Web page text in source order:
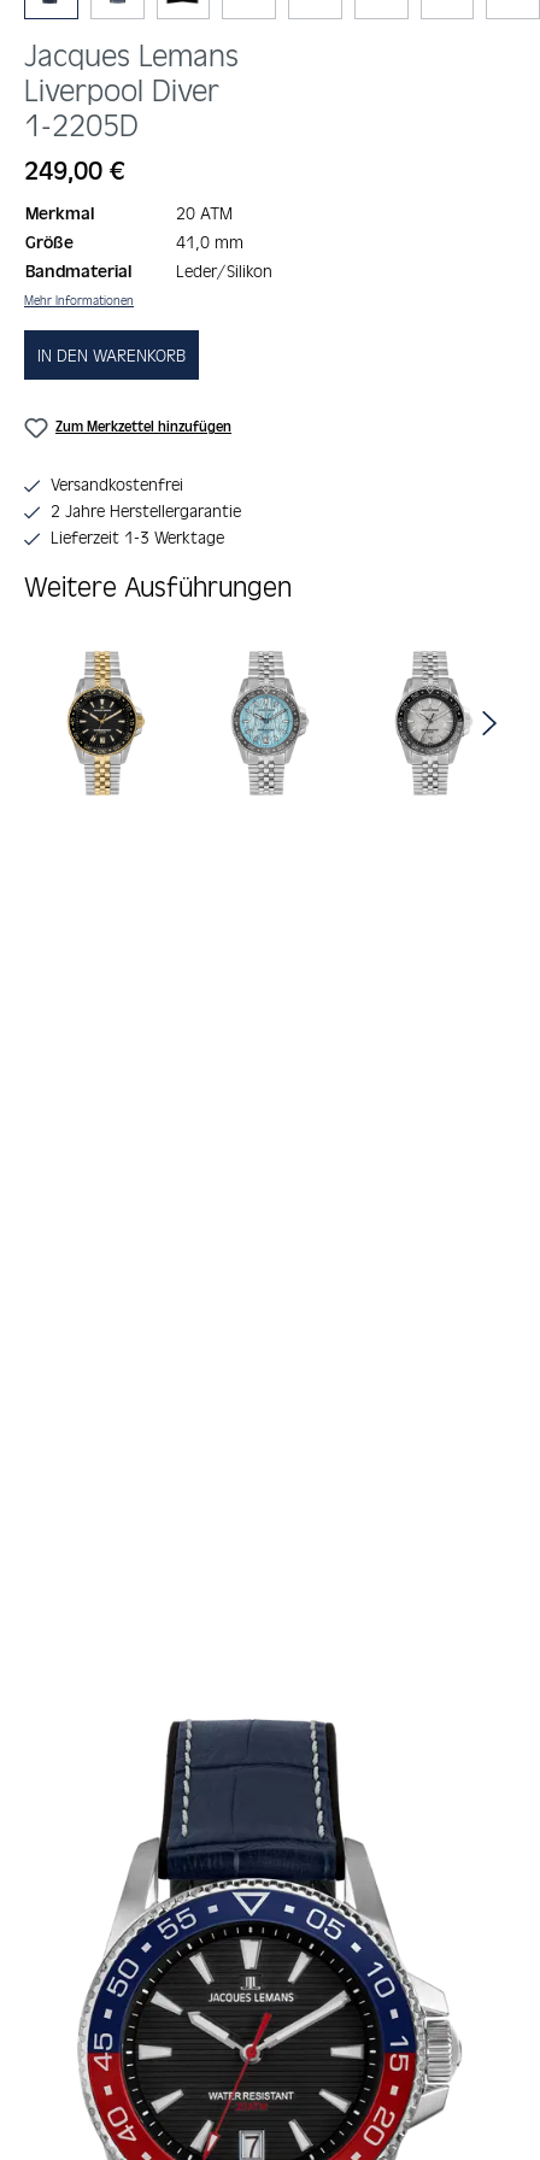
Jacques Lemans
Liverpool Diver
1-2205D
Regulärer Preis:
249,00 €
Merkmal
20 ATM
Größe
41,0 mm
Bandmaterial
Leder/Silikon
Mehr Informationen
IN DEN WARENKORB
Zum Merkzettel hinzufügen
Versandkostenfrei
2 Jahre Herstellergarantie
Lieferzeit 1-3 Werktage
Weitere Ausführungen
Produktgalerie überspringen